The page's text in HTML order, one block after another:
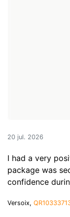
20 jul. 2026
I had a very
package was
confidence
Versoix,